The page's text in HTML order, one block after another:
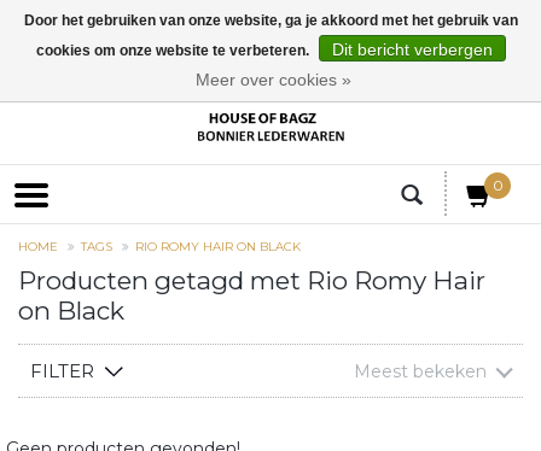
0
HOME TAGS RIO ROMY HAIR ON BLACK
Producten getagd met Rio Romy Hair
on Black
FILTER Meest bekeken
Door het gebruiken van onze website, ga je akkoord met het gebruik van
cookies om onze website te verbeteren.
Dit bericht verbergen
Meer over cookies »